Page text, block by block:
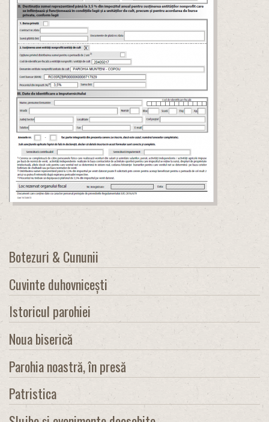
Botezuri & Cununii
Cuvinte duhovnicești
Istoricul parohiei
Noua biserică
Parohia noastră, în presă
Patristica